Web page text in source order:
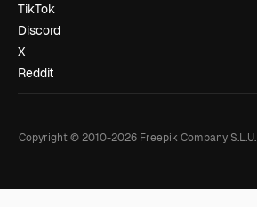
TikTok
Discord
X
Reddit
Copyright © 2010-2026Freepik Company S.L.U.